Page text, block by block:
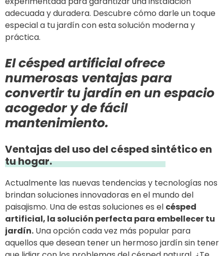
adecuada y duradera. Descubre cómo darle un toque
especial a tu jardín con esta solución moderna y
práctica.
El césped artificial ofrece
numerosas ventajas para
convertir tu jardín en un espacio
acogedor y de fácil
mantenimiento.
Ventajas del uso del césped sintético en
tu hogar.
Actualmente las nuevas tendencias y tecnologías nos
brindan soluciones innovadoras en el mundo del
paisajismo. Una de estas soluciones es el césped
artificial, la solución perfecta para embellecer tu
jardín. Una opción cada vez más popular para
aquellos que desean tener un hermoso jardín sin tener